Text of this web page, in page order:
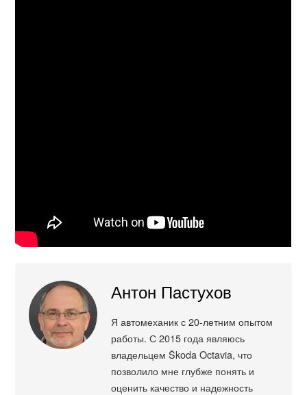
Антон Пастухов
Я автомеханик с 20-летним опытом
работы. С 2015 года являюсь
владельцем Škoda Octavia, что
позволило мне глубже понять и
оценить качество и надежность